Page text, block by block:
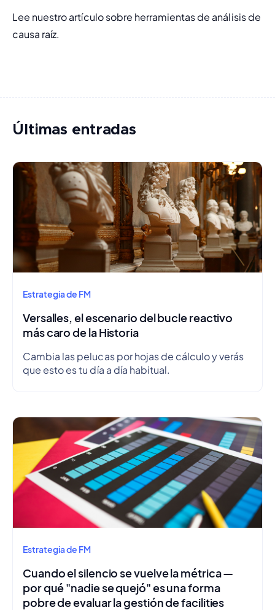
Lee nuestro artículo sobre herramientas de análisis de
causa raíz.
Últimas entradas
Estrategia de FM
Versalles, el escenario del bucle reactivo
más caro de la Historia
Cambia las pelucas por hojas de cálculo y verás
que esto es tu día a día habitual.
Estrategia de FM
Cuando el silencio se vuelve la métrica —
por qué "nadie se quejó" es una forma
pobre de evaluar la gestión de facilities